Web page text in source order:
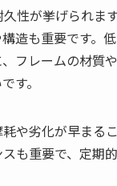
性が挙げられま
造も重要です。
フレームの材質
す。
や劣化が早まる
も重要で、定期